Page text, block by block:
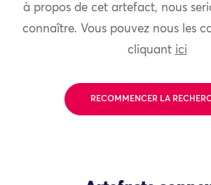
à propos de cet artefact, nous
connaître. Vous pouvez nous les
cliquant ici
RECOMMENCER LA